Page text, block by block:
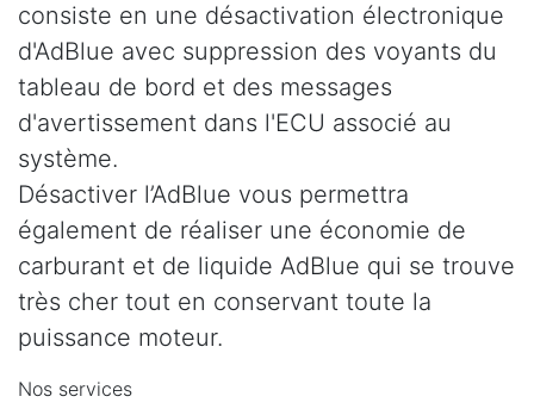
consiste en une désactivation électronique
d'AdBlue avec suppression des voyants du
tableau de bord et des messages
d'avertissement dans l'ECU associé au
système.
Désactiver l’AdBlue vous permettra
également de réaliser une économie de
carburant et de liquide AdBlue qui se trouve
très cher tout en conservant toute la
puissance moteur.
Nos services